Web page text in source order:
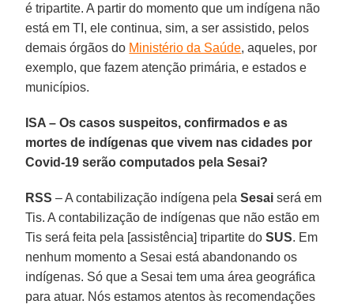
é tripartite. A partir do momento que um indígena não
está em TI, ele continua, sim, a ser assistido, pelos
demais órgãos do Ministério da Saúde, aqueles, por
exemplo, que fazem atenção primária, e estados e
municípios.
ISA – Os casos suspeitos, confirmados e as
mortes de indígenas que vivem nas cidades por
Covid-19 serão computados pela Sesai?
RSS – A contabilização indígena pelaSesai será em
Tis. A contabilização de indígenas que não estão em
Tis será feita pela [assistência] tripartite doSUS. Em
nenhum momento a Sesai está abandonando os
indígenas. Só que a Sesai tem uma área geográfica
para atuar. Nós estamos atentos às recomendações